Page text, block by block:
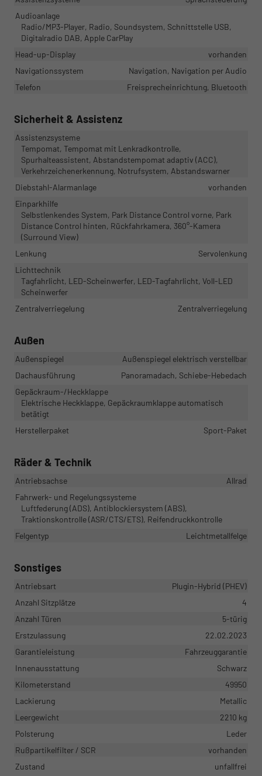
Audioanlage
Radio/MP3-Player, Radio, Soundsystem, Schnittstelle USB,
Digitalradio DAB, Apple CarPlay
Head-up-Display
vorhanden
Navigationssystem
Navigation, Navigation per Audio
Telefon
Freisprecheinrichtung, Bluetooth
Sicherheit & Assistenz
Assistenzsysteme
Tempomat, Tempomat mit Lenkradkontrolle,
Spurhalteassistent, Abstandstempomat adaptiv (ACC),
Verkehrzeichenerkennung, Notrufsystem, Abstandswarner
Diebstahl-Alarmanlage
vorhanden
Einparkhilfe
Selbstlenkendes System, Park Distance Control vorne, Park
Distance Control hinten, Rückfahrkamera, 360°-Kamera
(Surround View)
Lenkung
Servolenkung
Lichttechnik
Tagfahrlicht, LED-Scheinwerfer, LED-Tagfahrlicht, Voll-LED
Scheinwerfer
Zentralverriegelung
Zentralverriegelung
Außen
Außenspiegel
Außenspiegel elektrisch verstellbar
Dachausführung
Panoramadach, Schiebe-Hebedach
Gepäckraum-/Heckklappe
Elektrische Heckklappe, Gepäckraumklappe automatisch
betätigt
Herstellerpaket
Sport-Paket
Räder & Technik
Antriebsachse
Allrad
Fahrwerk- und Regelungssysteme
Luftfederung (ADS), Antiblockiersystem (ABS),
Traktionskontrolle (ASR/CTS/ETS), Reifendruckkontrolle
Felgentyp
Leichtmetallfelge
Sonstiges
Antriebsart
Plugin-Hybrid (PHEV)
Anzahl Sitzplätze
4
Anzahl Türen
5-türig
Erstzulassung
22.02.2023
Garantieleistung
Fahrzeuggarantie
Innenausstattung
Schwarz
Kilometerstand
49950
Lackierung
Metallic
Leergewicht
2210 kg
Polsterung
Leder
Rußpartikelfilter / SCR
vorhanden
Zustand
unfallfrei